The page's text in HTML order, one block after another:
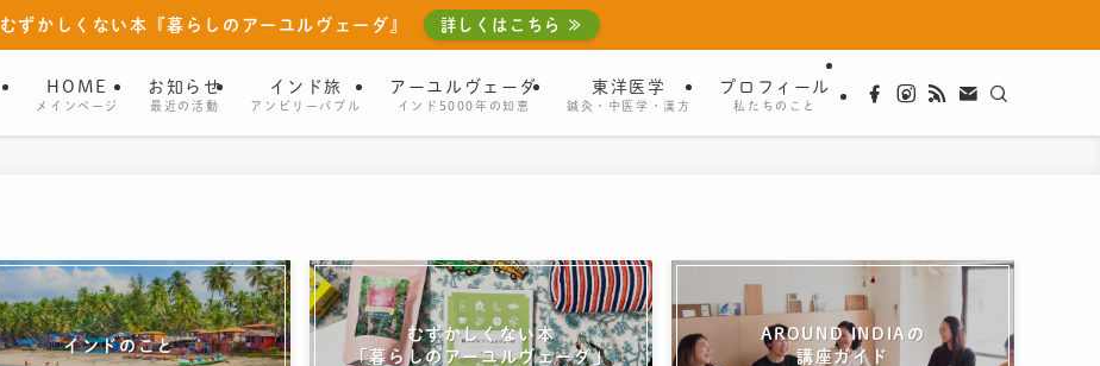
むずかしくない本『暮らしのアーユルヴェーダ』 詳しくはこちら ≫
HOME
メインページ
お知らせ
最近の活動
インド旅
アンビリーバブル
アーユルヴェーダ
インド5000年の知恵
東洋医学
鍼灸・中医学・漢方
プロフィール
私たちのこと
インドのこと
むずかしくない本
「暮らしのアーユルヴェーダ」
AROUND INDIAの
講座ガイド